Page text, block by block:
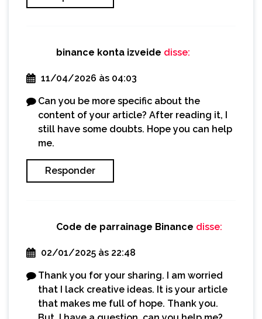
binance konta izveide disse:
11/04/2026 às 04:03
Can you be more specific about the
content of your article? After reading it, I
still have some doubts. Hope you can help
me.
Responder
Code de parrainage Binance disse:
02/01/2025 às 22:48
Thank you for your sharing. I am worried
that I lack creative ideas. It is your article
that makes me full of hope. Thank you.